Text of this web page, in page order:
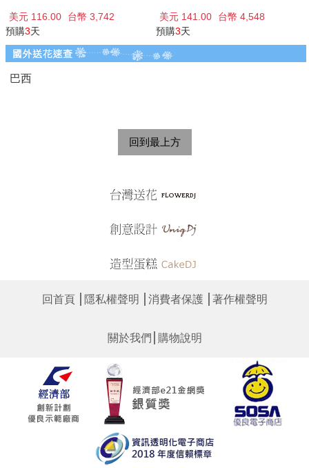
美元 116.00
台幣 3,742
預購3天
美元 141.00
台幣 4,548
預購3天
巴西
回到最上方
回首頁│ 隱私權聲明 消費者保護│ 著作權聲明
關於我們 購物說明